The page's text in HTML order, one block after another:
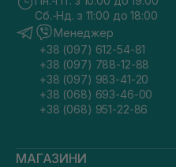
Сб.-Нд. з 11:00 до 18:00
Менеджер
+38 (097) 612-54-81
+38 (097) 788-12-88
+38 (097) 983-41-20
+38 (068) 693-46-00
+38 (068) 951-22-86
МАГАЗИНИ